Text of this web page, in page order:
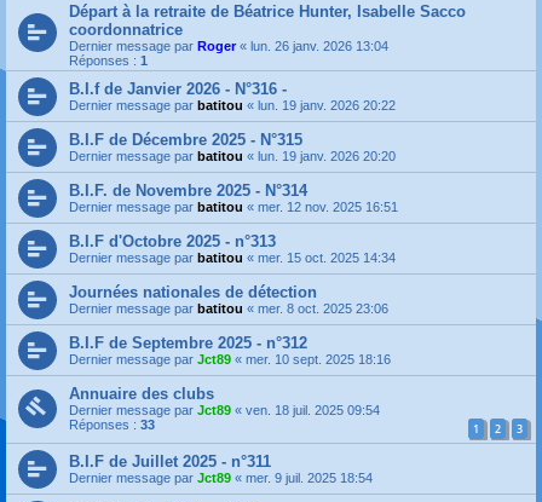
Départ à la retraite de Béatrice Hunter, Isabelle Sacco
coordonnatrice
Dernier message par Roger « lun. 26 janv. 2026 13:04
Réponses : 1
B.I.f de Janvier 2026 - N°316 -
Dernier message par batitou « lun. 19 janv. 2026 20:22
B.I.F de Décembre 2025 - N°315
Dernier message par batitou « lun. 19 janv. 2026 20:20
B.I.F. de Novembre 2025 - N°314
Dernier message par batitou « mer. 12 nov. 2025 16:51
B.I.F d'Octobre 2025 - n°313
Dernier message par batitou « mer. 15 oct. 2025 14:34
Journées nationales de détection
Dernier message par batitou « mer. 8 oct. 2025 23:06
B.I.F de Septembre 2025 - n°312
Dernier message par Jct89 « mer. 10 sept. 2025 18:16
Annuaire des clubs
Dernier message par Jct89 « ven. 18 juil. 2025 09:54
Réponses : 33 1 2 3
B.I.F de Juillet 2025 - n°311
Dernier message par Jct89 « mer. 9 juil. 2025 18:54